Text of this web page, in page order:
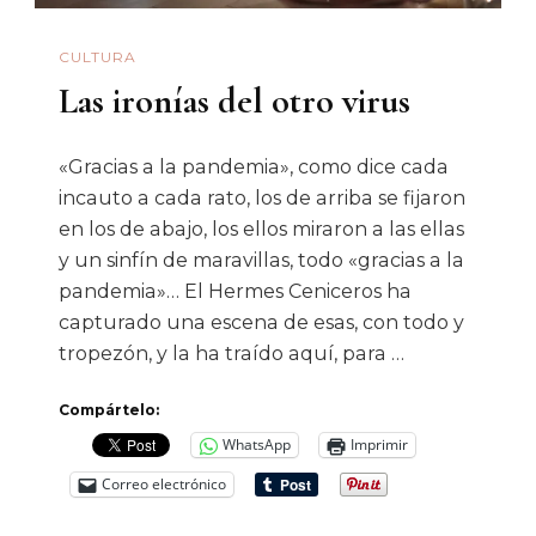
CULTURA
Las ironías del otro virus
«Gracias a la pandemia», como dice cada
incauto a cada rato, los de arriba se fijaron
en los de abajo, los ellos miraron a las ellas
y un sinfín de maravillas, todo «gracias a la
pandemia»… El Hermes Ceniceros ha
capturado una escena de esas, con todo y
tropezón, y la ha traído aquí, para …
Compártelo:
WhatsApp
Imprimir
Correo electrónico